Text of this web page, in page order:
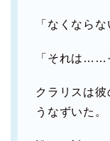
「なくなら
「それは……
クラリスは
うなずいた。